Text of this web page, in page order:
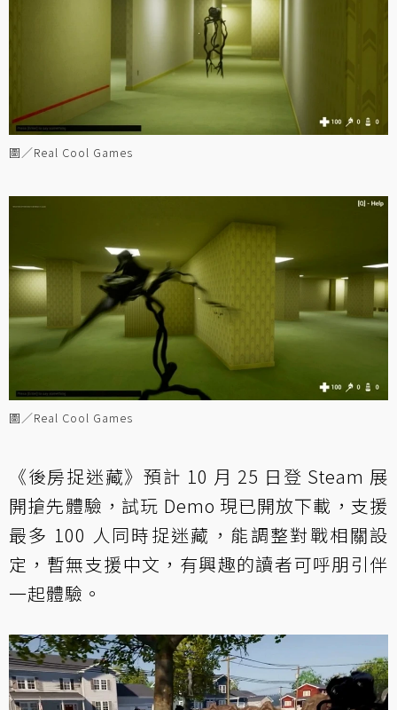
圖／Real Cool Games
圖／Real Cool Games
《後房捉迷藏》預計 10 月 25 日登 Steam 展
開搶先體驗，試玩 Demo 現已開放下載，支援
最多 100 人同時捉迷藏，能調整對戰相關設
定，暫無支援中文，有興趣的讀者可呼朋引伴
一起體驗。